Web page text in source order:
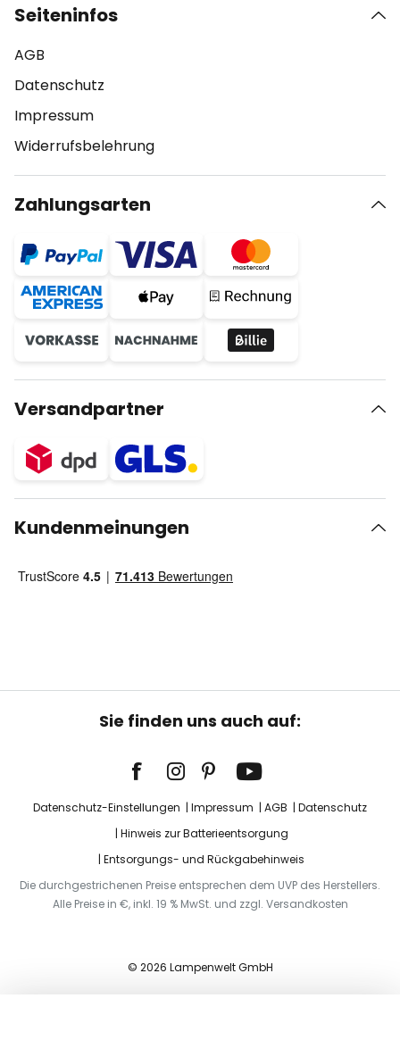
Seiteninfos
AGB
Datenschutz
Impressum
Widerrufsbelehrung
Zahlungsarten
Versandpartner
Kundenmeinungen
Sie finden uns auch auf:
Datenschutz-Einstellungen Impressum AGB
Datenschutz
Hinweis zur Batterieentsorgung
Entsorgungs- und Rückgabehinweis
Die durchgestrichenen Preise entsprechen dem UVP des Herstellers.
Alle Preise in €, inkl. 19 % MwSt. und zzgl. Versandkosten
© 2026 Lampenwelt GmbH